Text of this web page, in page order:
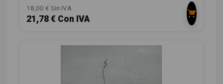
18,00 € Sin IVA
21,78 € Con IVA